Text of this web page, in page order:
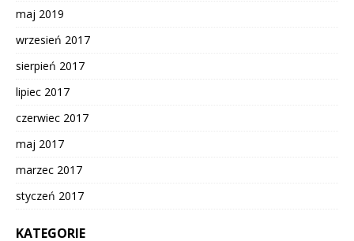
maj 2019
wrzesień 2017
sierpień 2017
lipiec 2017
czerwiec 2017
maj 2017
marzec 2017
styczeń 2017
KATEGORIE